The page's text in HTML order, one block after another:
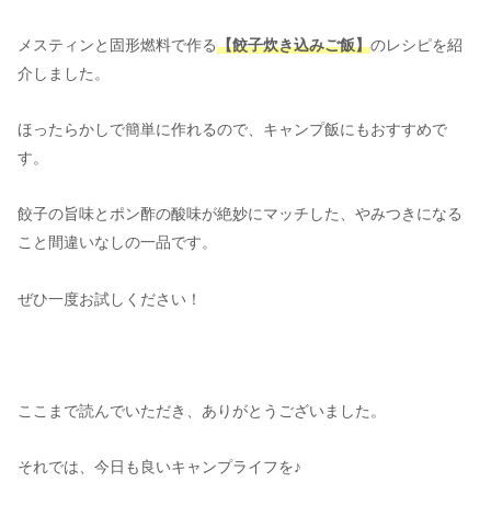
メスティンと固形燃料で作る【餃子炊き込みご飯】のレシピを紹
介しました。
ほったらかしで簡単に作れるので、キャンプ飯にもおすすめで
す。
餃子の旨味とポン酢の酸味が絶妙にマッチした、やみつきになる
こと間違いなしの一品です。
ぜひ一度お試しください！
ここまで読んでいただき、ありがとうございました。
それでは、今日も良いキャンプライフを♪